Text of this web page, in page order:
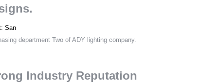
.
:San
department Two of ADY lighting company.
Industry Reputation